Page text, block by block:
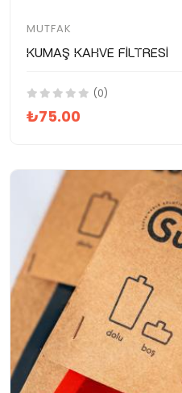
MUTFAK
Kumaş Kahve Filtresi
(0)
₺75.00